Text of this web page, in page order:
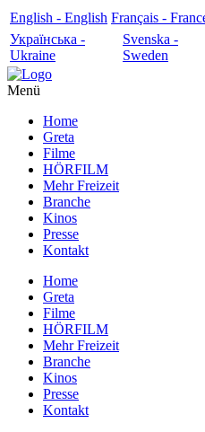
English - English Français -
Українська -
Ukraine
Svenska -
Sweden
Menü
Home
Greta
Filme
HÖRFILM
Mehr Freizeit
Branche
Kinos
Presse
Kontakt
Home
Greta
Filme
HÖRFILM
Mehr Freizeit
Branche
Kinos
Presse
Kontakt